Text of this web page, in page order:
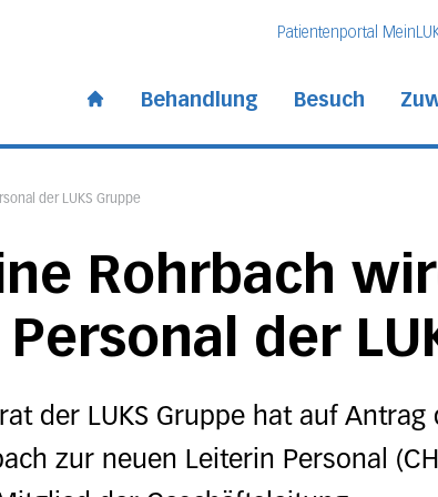
Patientenportal
Behandlung Besuch
der LUKS Gruppe
Rohrbach
der
der LUKS Gruppe hat auf
zur neuen Leiterin Personal